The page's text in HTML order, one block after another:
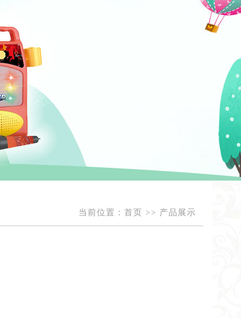
当前位置： 首页 >> 产品展示